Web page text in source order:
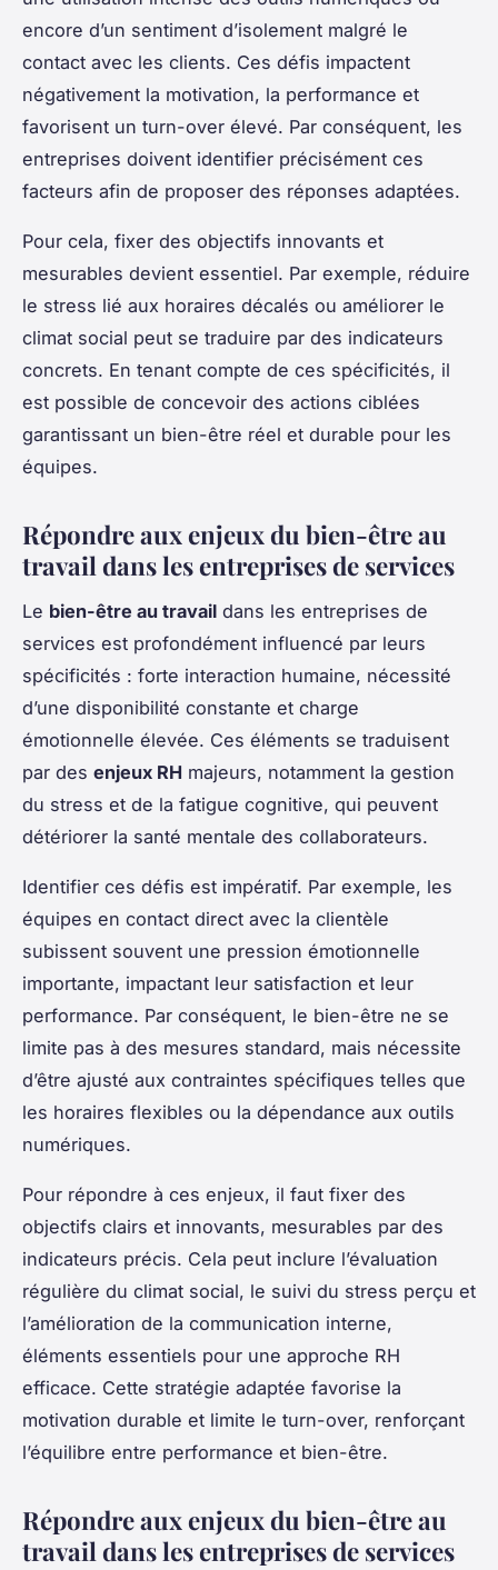
encore d’un sentiment d’isolement malgré le
contact avec les clients. Ces défis impactent
négativement la motivation, la performance et
favorisent un turn-over élevé. Par conséquent, les
entreprises doivent identifier précisément ces
facteurs afin de proposer des réponses adaptées.
Pour cela, fixer des objectifs innovants et
mesurables devient essentiel. Par exemple, réduire
le stress lié aux horaires décalés ou améliorer le
climat social peut se traduire par des indicateurs
concrets. En tenant compte de ces spécificités, il
est possible de concevoir des actions ciblées
garantissant un bien-être réel et durable pour les
équipes.
Répondre aux enjeux du bien-être au
travail dans les entreprises de services
Le bien-être au travail dans les entreprises de
services est profondément influencé par leurs
spécificités : forte interaction humaine, nécessité
d’une disponibilité constante et charge
émotionnelle élevée. Ces éléments se traduisent
par des enjeux RH majeurs, notamment la gestion
du stress et de la fatigue cognitive, qui peuvent
détériorer la santé mentale des collaborateurs.
Identifier ces défis est impératif. Par exemple, les
équipes en contact direct avec la clientèle
subissent souvent une pression émotionnelle
importante, impactant leur satisfaction et leur
performance. Par conséquent, le bien-être ne se
limite pas à des mesures standard, mais nécessite
d’être ajusté aux contraintes spécifiques telles que
les horaires flexibles ou la dépendance aux outils
numériques.
Pour répondre à ces enjeux, il faut fixer des
objectifs clairs et innovants, mesurables par des
indicateurs précis. Cela peut inclure l’évaluation
régulière du climat social, le suivi du stress perçu et
l’amélioration de la communication interne,
éléments essentiels pour une approche RH
efficace. Cette stratégie adaptée favorise la
motivation durable et limite le turn-over, renforçant
l’équilibre entre performance et bien-être.
Répondre aux enjeux du bien-être au
travail dans les entreprises de services